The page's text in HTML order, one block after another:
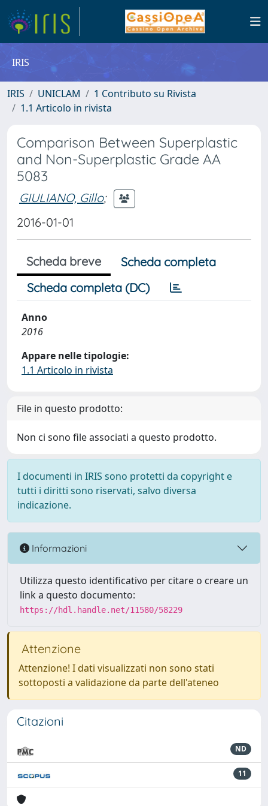
IRIS
IRIS UNICLAM
1 Contributo su Rivista
1.1 Articolo in rivista
Comparison Between Superplastic
and Non-Superplastic Grade AA
5083
GIULIANO, Gillo;
2016-01-01
Scheda breve
Scheda completa
Scheda completa (DC)
Anno
2016
Appare nelle tipologie:
1.1 Articolo in rivista
File in questo prodotto:
Non ci sono file associati a questo prodotto.
I documenti in IRIS sono protetti da copyright e
tutti i diritti sono riservati, salvo diversa
indicazione.
Informazioni
Utilizza questo identificativo per citare o creare un
link a questo documento:
https://hdl.handle.net/11580/58229
Attenzione
Attenzione! I dati visualizzati non sono stati
sottoposti a validazione da parte dell'ateneo
Citazioni
ND
11